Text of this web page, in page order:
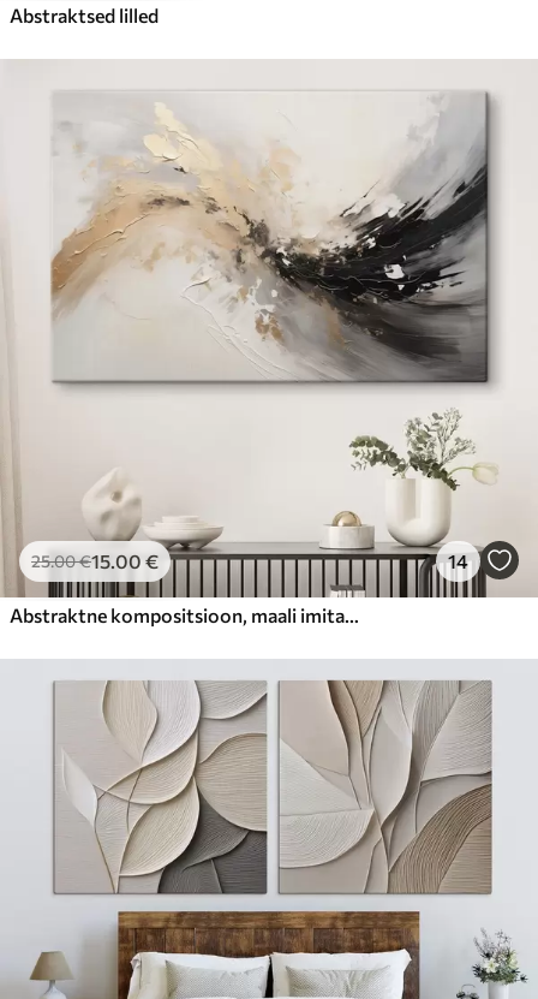
Abstraktsed lilled
25.00€15.00 € 14
Abstraktne kompositsioon, maali imitatsioon